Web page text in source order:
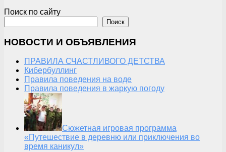
Поиск по сайту
Поиск
НОВОСТИ И ОБЪЯВЛЕНИЯ
ПРАВИЛА СЧАСТЛИВОГО ДЕТСТВА
Кибербуллинг
Правила поведения на воде
Правила поведения в жаркую погоду
Сюжетная игровая программа
«Путешествие в деревню или приключения во
время каникул»